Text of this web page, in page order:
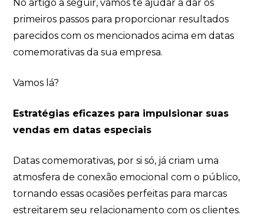
No artigo a seguir, vamos te ajudar a dar os
primeiros passos para proporcionar resultados
parecidos com os mencionados acima em datas
comemorativas da sua empresa.
Vamos lá?
Estratégias eficazes para impulsionar suas
vendas em datas especiais
Datas comemorativas, por si só, já criam uma
atmosfera de conexão emocional com o público,
tornando essas ocasiões perfeitas para marcas
estreitarem seu relacionamento com os clientes.